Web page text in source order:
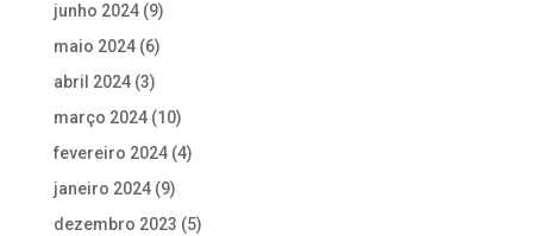
junho 2024(9)
maio 2024(6)
abril 2024(3)
março 2024(10)
fevereiro 2024(4)
janeiro 2024(9)
dezembro 2023 (5)